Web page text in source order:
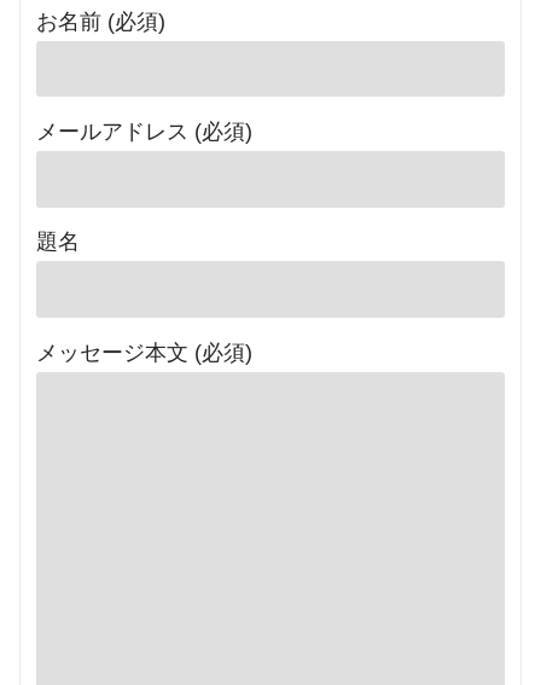
お名前 (必須)
メールアドレス (必須)
題名
メッセージ本文 (必須)